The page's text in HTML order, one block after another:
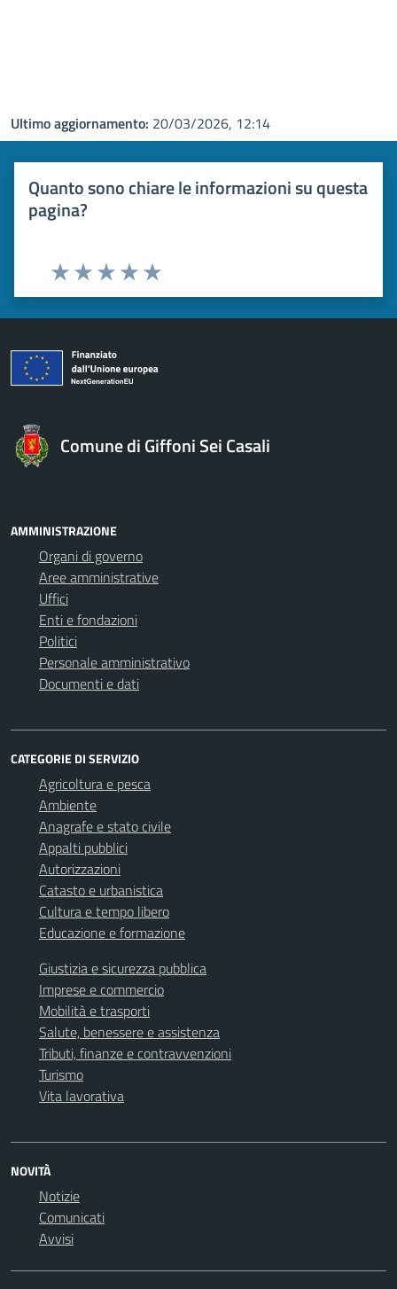
Ultimo aggiornamento: 20/03/2026, 12:14
Quanto sono chiare le informazioni su questa
pagina?
Valuta 5 stelle su 5
Valuta 4 stelle su 5
Valuta 3 stelle su 5
Valuta 2 stelle su 5
Valuta 1 stelle su 5
Comune di Giffoni Sei Casali
AMMINISTRAZIONE
Organi di governo
Aree amministrative
Uffici
Enti e fondazioni
Politici
Personale amministrativo
Documenti e dati
CATEGORIE DI SERVIZIO
Agricoltura e pesca
Ambiente
Anagrafe e stato civile
Appalti pubblici
Autorizzazioni
Catasto e urbanistica
Cultura e tempo libero
Educazione e formazione
Giustizia e sicurezza pubblica
Imprese e commercio
Mobilità e trasporti
Salute, benessere e assistenza
Tributi, finanze e contravvenzioni
Turismo
Vita lavorativa
NOVITÀ
Notizie
Comunicati
Avvisi